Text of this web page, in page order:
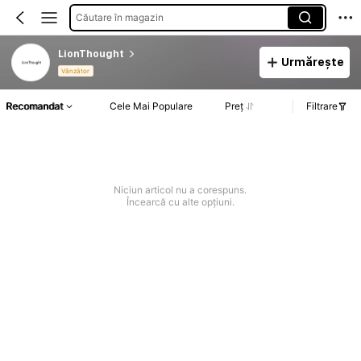
Căutare în magazin
LionThought
Vânzător
Urmărește
Recomandat Cele Mai Populare Preț Filtrare
Niciun articol nu a corespuns.
Încearcă cu alte opțiuni.